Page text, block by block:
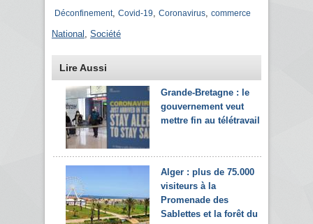
Déconfinement, Covid-19 Coronavirus commerce
National Société
Lire Aussi
Grande-Bretagne : le
gouvernement veut
mettre fin au télétravail
Alger : plus de 75.000
visiteurs à la
Promenade des
Sablettes et la forêt du